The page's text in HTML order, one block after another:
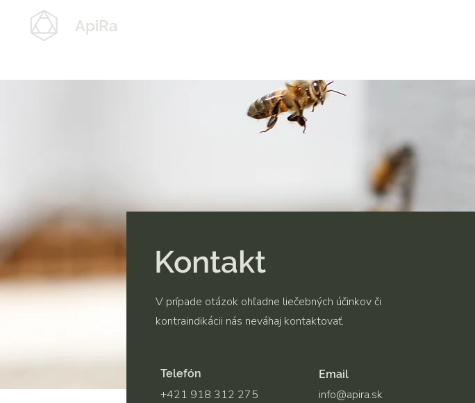
ApiRa
Kontakt
V prípade otázok ohľadne liečebných účinkov či
kontraindikácii nás neváhaj kontaktovať.
Telefón
+421 918 312 275
Email
info@apira.sk